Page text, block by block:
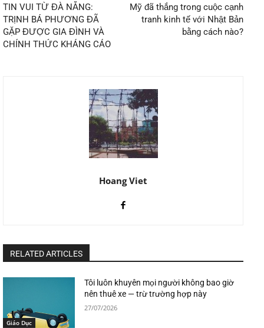
TIN VUI TỪ ĐÀ NẴNG:
TRỊNH BÁ PHƯƠNG ĐÃ
GẶP ĐƯỢC GIA ĐÌNH VÀ
CHÍNH THỨC KHÁNG CÁO
Mỹ đã thắng trong cuộc cạnh
tranh kinh tế với Nhật Bản
bằng cách nào?
Hoang Viet
RELATED ARTICLES
Giáo Dục
Tôi luôn khuyên mọi người không bao giờ
nên thuê xe — trừ trường hợp này
27/07/2026